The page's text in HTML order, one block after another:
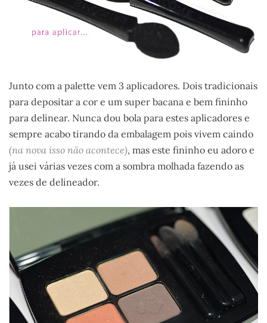
Junto com a palette vem 3 aplicadores. Dois tradicionais
para depositar a cor e um super bacana e bem fininho
para delinear. Nunca dou bola para estes aplicadores e
sempre acabo tirando da embalagem pois vivem caindo
(na nova isso não acontece), mas este fininho eu adoro e
já usei várias vezes com a sombra molhada fazendo as
vezes de delineador.